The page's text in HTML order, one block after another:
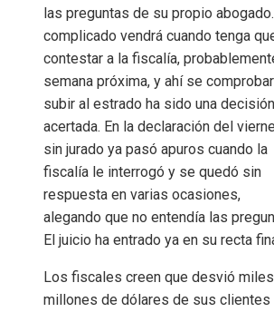
las preguntas de su propio
complicado vendrá cuando tenga
contestar a la fiscalía,
semana próxima, y ahí se
subir al estrado ha sido una decisión
acertada. En la declaración del
sin jurado ya pasó apuros cuando la
fiscalía le interrogó y se quedó sin
respuesta en varias ocasiones,
alegando que no entendía las
El juicio ha entrado ya en su recta
Los fiscales creen que desvió
millones de dólares de sus clientes